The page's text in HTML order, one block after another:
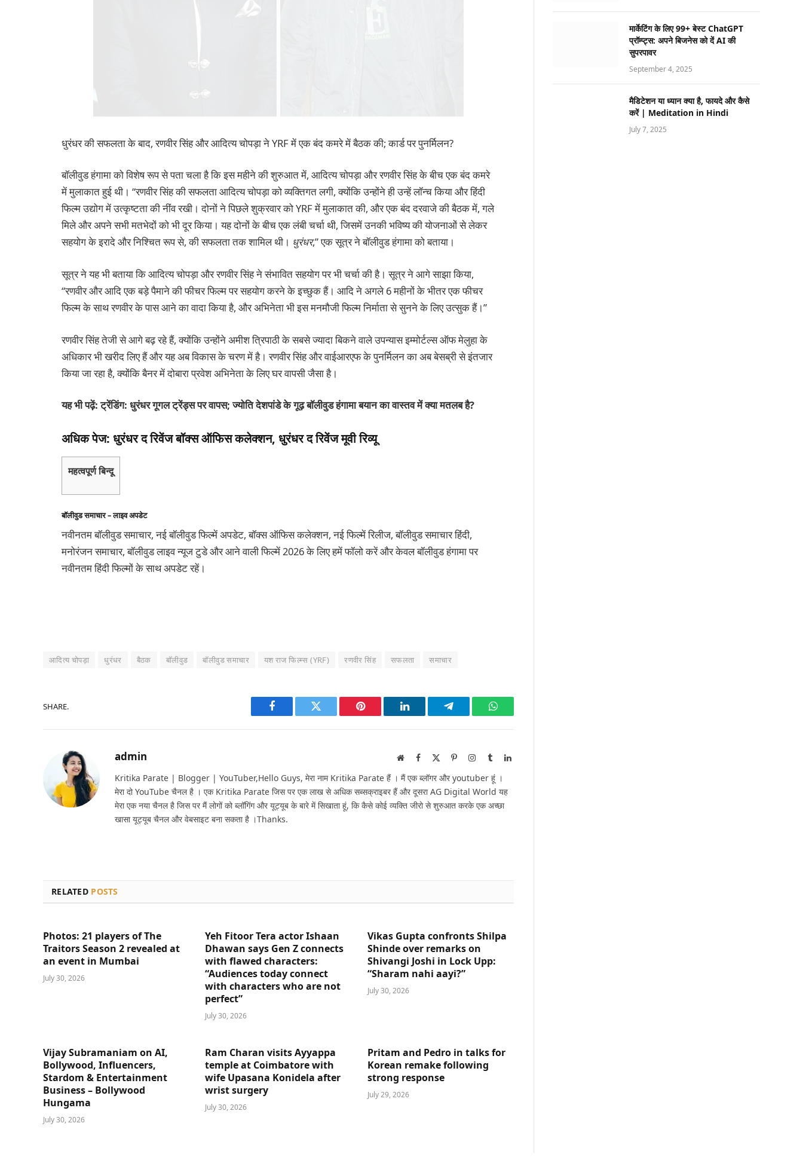
धुरंधर की सफलता के बाद, रणवीर सिंह और आदित्य चोपड़ा ने YRF में एक बंद कमरे में बैठक की; कार्ड पर पुनर्मिलन?
बॉलीवुड हंगामा को विशेष रूप से पता चला है कि इस महीने की शुरुआत में, आदित्य चोपड़ा और रणवीर सिंह के बीच एक बंद कमरे
में मुलाकात हुई थी। “रणवीर सिंह की सफलता आदित्य चोपड़ा को व्यक्तिगत लगी, क्योंकि उन्होंने ही उन्हें लॉन्च किया और हिंदी
फिल्म उद्योग में उत्कृष्टता की नींव रखी। दोनों ने पिछले शुक्रवार को YRF में मुलाकात की, और एक बंद दरवाजे की बैठक में, गले
मिले और अपने सभी मतभेदों को भी दूर किया। यह दोनों के बीच एक लंबी चर्चा थी, जिसमें उनकी भविष्य की योजनाओं से लेकर
सहयोग के इरादे और निश्चित रूप से, की सफलता तक शामिल थी। धुरंधर,” एक सूत्र ने बॉलीवुड हंगामा को बताया।
सूत्र ने यह भी बताया कि आदित्य चोपड़ा और रणवीर सिंह ने संभावित सहयोग पर भी चर्चा की है। सूत्र ने आगे साझा किया,
“रणवीर और आदि एक बड़े पैमाने की फीचर फिल्म पर सहयोग करने के इच्छुक हैं। आदि ने अगले 6 महीनों के भीतर एक फीचर
फिल्म के साथ रणवीर के पास आने का वादा किया है, और अभिनेता भी इस मनमौजी फिल्म निर्माता से सुनने के लिए उत्सुक हैं।”
रणवीर सिंह तेजी से आगे बढ़ रहे हैं, क्योंकि उन्होंने अमीश त्रिपाठी के सबसे ज्यादा बिकने वाले उपन्यास इम्मोर्टल्स ऑफ मेलुहा के
अधिकार भी खरीद लिए हैं और यह अब विकास के चरण में है। रणवीर सिंह और वाईआरएफ के पुनर्मिलन का अब बेसब्री से इंतजार
किया जा रहा है, क्योंकि बैनर में दोबारा प्रवेश अभिनेता के लिए घर वापसी जैसा है।
यह भी पढ़ें: ट्रेंडिंग: धुरंधर गूगल ट्रेंड्स पर वापस; ज्योति देशपांडे के गूढ़ बॉलीवुड हंगामा बयान का वास्तव में क्या मतलब है?
अधिक पेज: धुरंधर द रिवेंज बॉक्स ऑफिस कलेक्शन, धुरंधर द रिवेंज मूवी रिव्यू
महत्वपूर्ण बिन्दू
बॉलीवुड समाचार – लाइव अपडेट
नवीनतम बॉलीवुड समाचार, नई बॉलीवुड फिल्में अपडेट, बॉक्स ऑफिस कलेक्शन, नई फिल्में रिलीज, बॉलीवुड समाचार हिंदी,
मनोरंजन समाचार, बॉलीवुड लाइव न्यूज टुडे और आने वाली फिल्में 2026 के लिए हमें फॉलो करें और केवल बॉलीवुड हंगामा पर
नवीनतम हिंदी फिल्मों के साथ अपडेट रहें।
आदित्य चोपड़ा धुरंधर बैठक बॉलीवुड बॉलीवुड समाचार यश राज फिल्म्स (YRF) रणवीर सिंह सफलता समाचार
SHARE.
Facebook Twitter Pinterest LinkedIn Telegram WhatsApp
admin WebsiteFacebook PinterestInstagram
TumblrLinkedIn
Kritika Parate | Blogger | YouTuber,Hello Guys, मेरा नाम Kritika Parate हैं । मैं एक ब्लॉगर और youtuber हूं ।
मेरा दो YouTube चैनल है । एक Kritika Parate जिस पर एक लाख से अधिक सब्सक्राइबर हैं और दूसरा AG Digital World यह
मेरा एक नया चैनल है जिस पर मैं लोगों को ब्लॉगिंग और यूट्यूब के बारे में सिखाता हूं, कि कैसे कोई व्यक्ति जीरो से शुरुआत करके एक अच्छा
खासा यूट्यूब चैनल और वेबसाइट बना सकता है ।Thanks.
RELATED POSTS
Photos: 21 players of The
Traitors Season 2 revealed at
an event in Mumbai
July 30, 2026
Yeh Fitoor Tera actor Ishaan
Dhawan says Gen Z connects
with flawed characters:
“Audiences today connect
with characters who are not
perfect”
July 30, 2026
Vikas Gupta confronts Shilpa
Shinde over remarks on
Shivangi Joshi in Lock Upp:
“Sharam nahi aayi?”
July 30, 2026
Vijay Subramaniam on AI,
Bollywood, Influencers,
Stardom & Entertainment
Business – Bollywood
Hungama
July 30, 2026
Ram Charan visits Ayyappa
temple at Coimbatore with
wife Upasana Konidela after
wrist surgery
July 30, 2026
Pritam and Pedro in talks for
Korean remake following
strong response
July 29, 2026
मार्केटिंग के लिए 99+ बेस्ट ChatGPT
प्रॉम्प्ट्स: अपने बिजनेस को दें AI की
सुपरपावर
September 4, 2025
मैडिटेशन या ध्यान क्या है, फायदे और कैसे
करें | Meditation in Hindi
July 7, 2025